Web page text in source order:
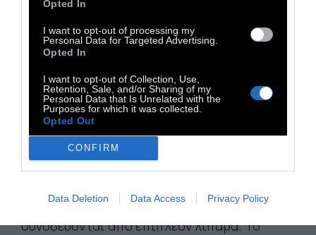
Opted In
I want to opt-out of processing my
Personal Data for Targeted Advertising.
Opted In
I want to opt-out of Collection, Use,
Retention, Sale, and/or Sharing of my
Personal Data that Is Unrelated with the
Purposes for which it was collected.
Opted Out
CONFIRM
Data Deletion Data Access Privacy Policy
Και τελικά πώς είναι
καλύτερο να τα τρώμε;
Οι έρευνες δεν δείχνουν ότι υπάρχει ένας
συγκεκριμένος τρόπος μαγειρέματος που
προσφέρει περισσότερα οφέλη. Ωστόσο, τα
ισορροπημένη επιλογή, αφού δεν
συνοδεύονται από επιπλέον λιπαρά. Το